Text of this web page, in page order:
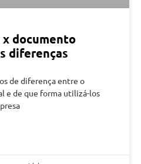
documento
diferenças
de diferença entre o
e de que forma utilizá-los